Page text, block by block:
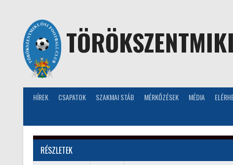
HÍREK CSAPATOK SZAKMAI STÁB MÉRKŐZÉSEK MÉDIA
RÉSZLETEK